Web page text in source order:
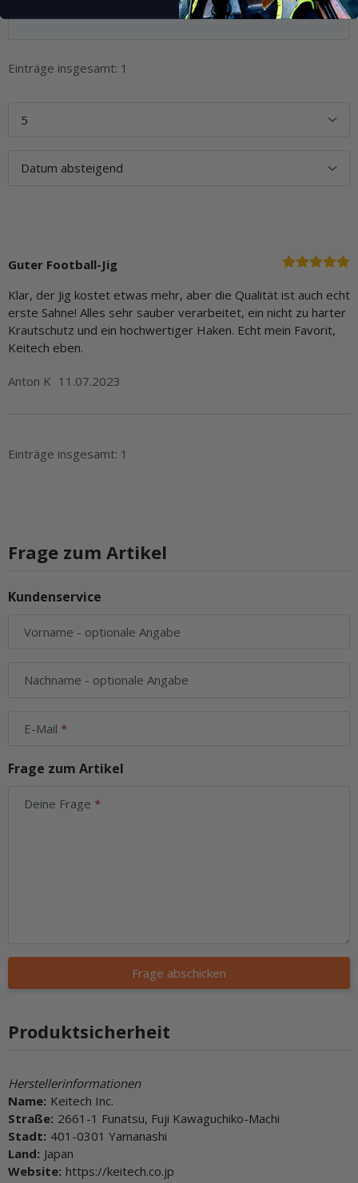
Einträge insgesamt: 1
Guter Football-Jig
Klar, der Jig kostet etwas mehr, aber die Qualität ist auch echt
erste Sahne! Alles sehr sauber verarbeitet, ein nicht zu harter
Krautschutz und ein hochwertiger Haken. Echt mein Favorit,
Keitech eben.
Anton K 11.07.2023
Einträge insgesamt: 1
Frage zum Artikel
Kundenservice
Vorname - optionale Angabe
Nachname - optionale Angabe
E-Mail
Frage zum Artikel
Deine Frage
Frage abschicken
Produktsicherheit
Herstellerinformationen
Name: Keitech Inc.
Straße: 2661-1 Funatsu, Fuji Kawaguchiko-Machi
Stadt: 401-0301 Yamanashi
Land: Japan
Website: https://keitech.co.jp